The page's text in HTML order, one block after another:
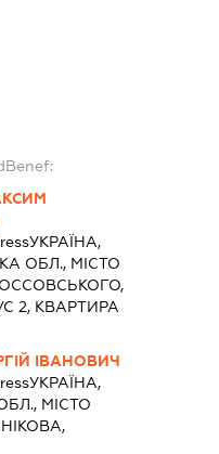
УКРАЇНА,
ОБЛ., МІСТО
2, КВАРТИРА
ІВАНОВИЧ
УКРАЇНА,
МІСТО